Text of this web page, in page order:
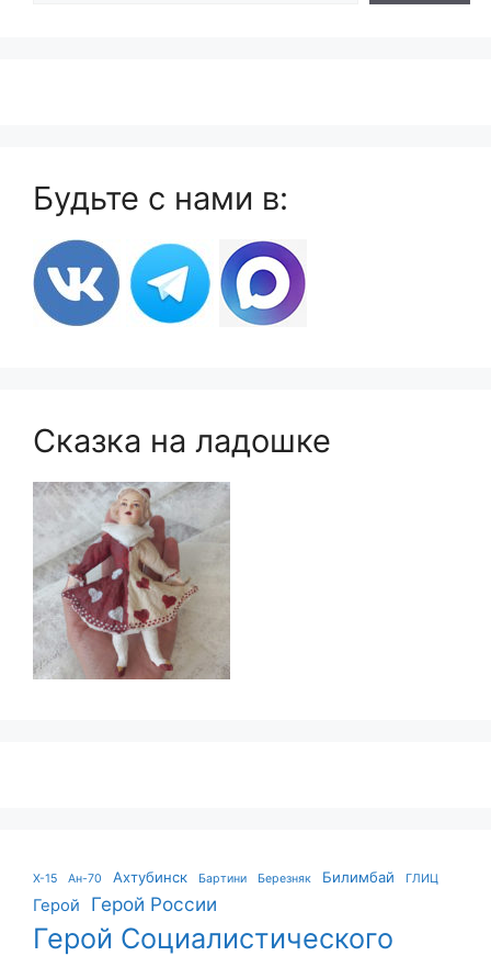
Будьте с нами в:
Сказка на ладошке
X-15 Ан-70 Ахтубинск Бартини Березняк Билимбай ГЛИЦ
Герой Герой России
Герой Социалистического